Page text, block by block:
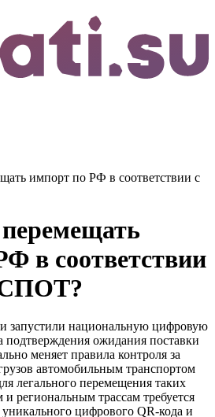
импорт по РФ в соответствии с
в соответствии
СПОТ?
национальную цифровую
ожидания поставки
меняет правила контроля за
автомобильным транспортом
легального перемещения таких
региональным трассам требуется
уникального цифрового QR-кода и